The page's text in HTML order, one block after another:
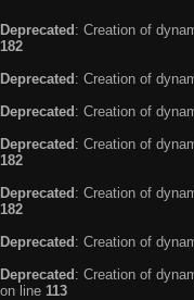
Deprecated : Creation of
182
Deprecated : Creation of
Deprecated : Creation of
Deprecated : Creation of
182
Deprecated : Creation of
182
Deprecated : Creation of
Deprecated : Creation of
on line 113